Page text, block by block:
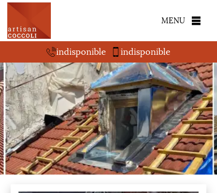
MENU
indisponible indisponible